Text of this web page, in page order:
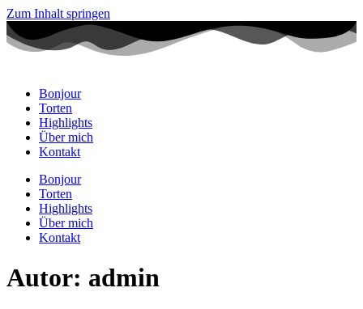
Zum Inhalt springen
Bonjour
Torten
Highlights
Über mich
Kontakt
Bonjour
Torten
Highlights
Über mich
Kontakt
Autor: admin